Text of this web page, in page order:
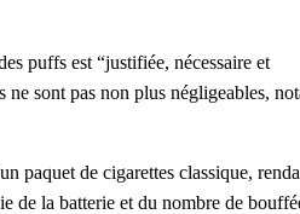
puffs est “justifiée, nécessaire et
sont pas non plus négligeables,
paquet de cigarettes classique,
de la batterie et du nombre de